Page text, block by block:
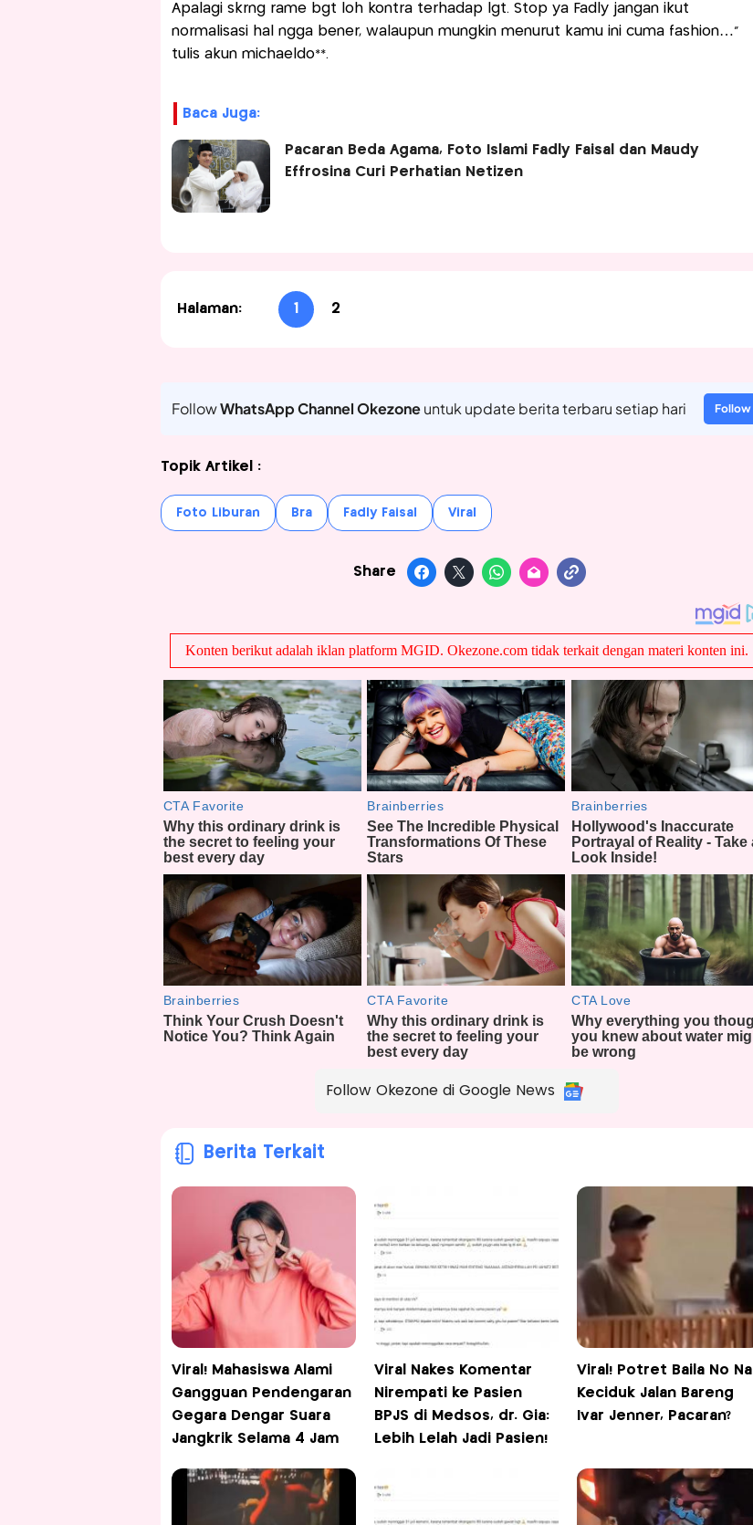
Apalagi skrng rame bgt loh kontra terhadap lgt. Stop ya Fadly jangan ikut
normalisasi hal ngga bener, walaupun mungkin menurut kamu ini cuma fashion…"
tulis akun michaeldo**.
Baca Juga:
Pacaran Beda Agama, Foto Islami Fadly Faisal dan Maudy
Effrosina Curi Perhatian Netizen
Halaman: 1 2
FollowWhatsApp Channel Okezoneuntuk update berita terbaru setiap hari Follow
Topik Artikel :
Foto Liburan Bra Fadly Faisal Viral
Share
Follow Okezone di Google News
Berita Terkait
Viral! Mahasiswa Alami
Gangguan Pendengaran
Gegara Dengar Suara
Jangkrik Selama 4 Jam
Viral Nakes Komentar
Nirempati ke Pasien
BPJS di Medsos, dr. Gia:
Lebih Lelah Jadi Pasien!
Viral! Potret Baila No Na
Keciduk Jalan Bareng
Ivar Jenner, Pacaran?